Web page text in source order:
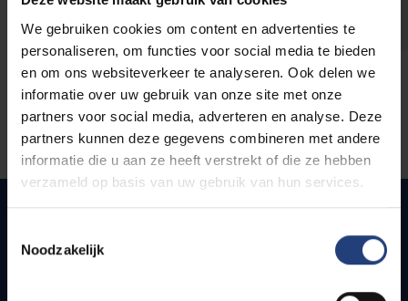
We gebruiken cookies om content en advertenties te
personaliseren, om functies voor social media te bieden
en om ons websiteverkeer te analyseren. Ook delen we
informatie over uw gebruik van onze site met onze
partners voor social media, adverteren en analyse. Deze
partners kunnen deze gegevens combineren met andere
informatie die u aan ze heeft verstrekt of die ze hebben
verzameld op basis van uw gebruik van hun services.
Noodzakelijk
Snel naar